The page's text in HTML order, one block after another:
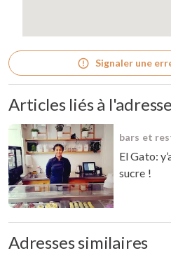
Signaler une
Articles liés à l'adresse
bars et
El Gato:
sucre !
Adresses similaires